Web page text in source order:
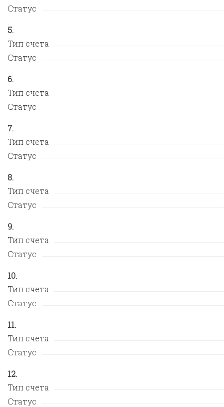
Статус
Тип счета
Статус
Тип счета
Статус
Тип счета
Статус
Тип счета
Статус
Тип счета
Статус
Тип счета
Статус
Тип счета
Статус
Тип счета
Статус